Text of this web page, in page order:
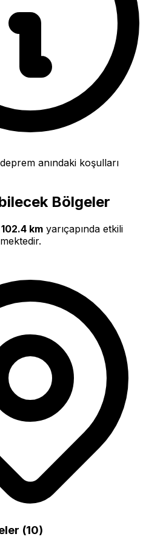
anındaki koşulları
Bölgeler
102.4 km yarıçapında etkili
(10)